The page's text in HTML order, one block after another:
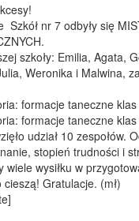
Szkół nr 7 odbyły się
szkoły: Emilia, Agata,
Weronika i Malwina,
formacje taneczne
formacje taneczne
udział 10 zespołów.
stopień trudności i
wiele wysiłku w
Gratulacje. (mł)